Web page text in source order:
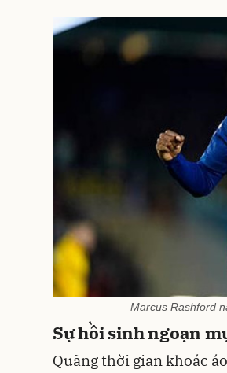
Marcus Rashford
Sự hồi sinh ngoạn
Quãng thời gian khoác